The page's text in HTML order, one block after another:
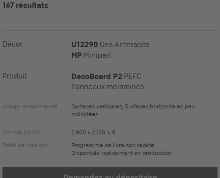
167 résultats
Décor U12290 Gris Anthracite
MP Miniperl
Produit DecoBoard P2 PEFC
Panneaux mélaminés
Usage recommandé
Surfaces verticales, Surfaces horizontales peu
sollicitées
Format (mm)
2.800 x 2.100 x 8
Délai de livraison
Programme de livraison rapide
Disponible rapidement en production